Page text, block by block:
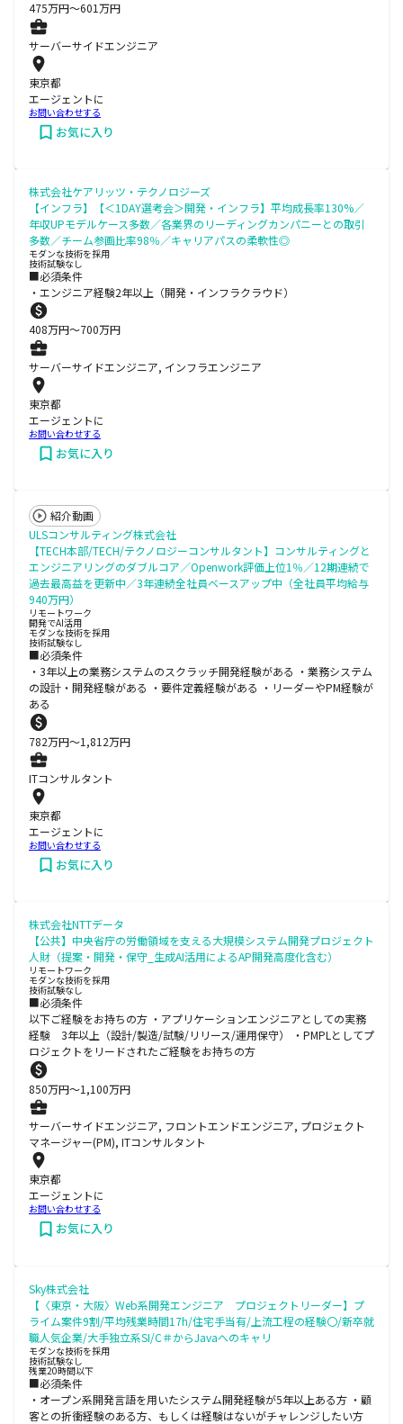
475万円〜601万円
サーバーサイドエンジニア
東京都
エージェントに
お問い合わせする
お気に入り
株式会社ケアリッツ・テクノロジーズ
【インフラ】【＜1DAY選考会＞開発・インフラ】平均成長率130%／
年収UPモデルケース多数／各業界のリーディングカンパニーとの取引
多数／チーム参画比率98％／キャリアパスの柔軟性◎
モダンな技術を採用
技術試験なし
■必須条件
・エンジニア経験2年以上（開発・インフラクラウド）
408万円〜700万円
サーバーサイドエンジニア, インフラエンジニア
東京都
エージェントに
お問い合わせする
お気に入り
紹介動画
ULSコンサルティング株式会社
【TECH本部/TECH/テクノロジーコンサルタント】コンサルティングと
エンジニアリングのダブルコア／Openwork評価上位1％／12期連続で
過去最高益を更新中／3年連続全社員ベースアップ中（全社員平均給与
940万円）
リモートワーク
開発でAI活用
モダンな技術を採用
技術試験なし
■必須条件
・3年以上の業務システムのスクラッチ開発経験がある ・業務システム
の設計・開発経験がある ・要件定義経験がある ・リーダーやPM経験が
ある
782万円〜1,812万円
ITコンサルタント
東京都
エージェントに
お問い合わせする
お気に入り
株式会社NTTデータ
【公共】中央省庁の労働領域を支える大規模システム開発プロジェクト
人財（提案・開発・保守_生成AI活用によるAP開発高度化含む）
リモートワーク
モダンな技術を採用
技術試験なし
■必須条件
以下ご経験をお持ちの方 ・アプリケーションエンジニアとしての実務
経験 3年以上（設計/製造/試験/リリース/運用保守） ・PMPLとしてプ
ロジェクトをリードされたご経験をお持ちの方
850万円〜1,100万円
サーバーサイドエンジニア, フロントエンドエンジニア, プロジェクト
マネージャー(PM), ITコンサルタント
東京都
エージェントに
お問い合わせする
お気に入り
Sky株式会社
【〈東京・大阪〉Web系開発エンジニア プロジェクトリーダー】プ
ライム案件9割/平均残業時間17h/住宅手当有/上流工程の経験〇/新卒就
職人気企業/大手独立系SI/C＃からJavaへのキャリ
モダンな技術を採用
技術試験なし
残業20時間以下
■必須条件
・オープン系開発言語を用いたシステム開発経験が5年以上ある方 ・顧
客との折衝経験のある方、もしくは経験はないがチャレンジしたい方